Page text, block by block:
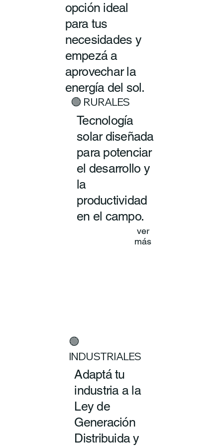
opción ideal
para tus
necesidades y
empezá a
aprovechar la
energía del sol.
🟢 RURALES
Tecnología
solar diseñada
para potenciar
el desarrollo y
la
productividad
en el campo.
ver
más
🟢
INDUSTRIALES
Adaptá tu
industria a la
Ley de
Generación
Distribuida y